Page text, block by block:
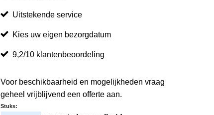
Uitstekende service
Kies uw eigen bezorgdatum
9,2/10 klantenbeoordeling
Voor beschikbaarheid en mogelijkheden vraag
geheel vrijblijvend een offerte aan.
Stuks: